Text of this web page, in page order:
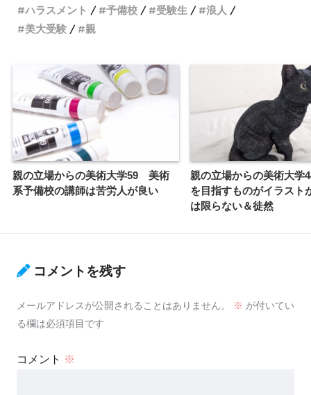
ハラスメント
予備校 受験生
浪人
美大受験
親
親の立場からの美術大学59 美術
系予備校の講師は苦労人が良い
親の立場からの美術大
を目指すものがイラスト
は限らない＆徒然
コメントを残す
メールアドレスが公開されることはありません。 ※ が付いてい
る欄は必須項目です
コメント ※